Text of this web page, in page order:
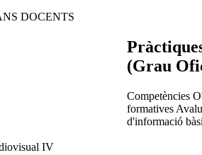
DOCENTS
(Grau
Competències
formatives
d'informació
IV